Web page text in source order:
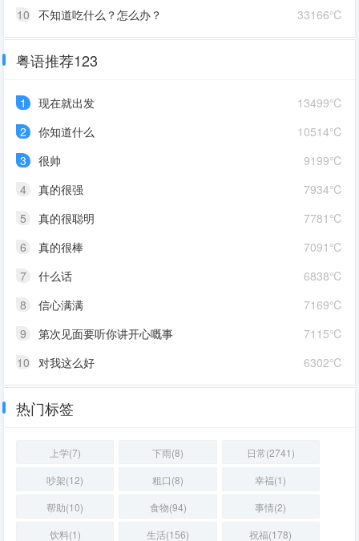
33166℃
10 不知道吃什么？怎么办？
粤语推荐123
13499℃
1
现在就出发
10514℃
2
你知道什么
9199℃
3
很帅
7934℃
4
真的很强
7781℃
5
真的很聪明
7091℃
6
真的很棒
6838℃
7
什么话
7169℃
8
信心满满
7115℃
9
第次见面要听你讲开心嘅事
6302℃
10 对我这么好
热门标签
上学(7) 下雨(8)
日常(2741)
吵架(12)
粗口(8)
幸福(1)
帮助(10)
食物(94)
事情(2)
饮料(1)
生活(156)
祝福(178)